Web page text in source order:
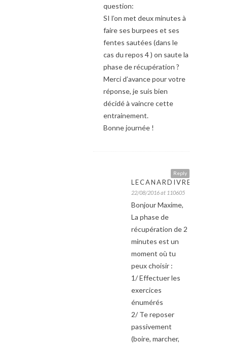
question:
SI l’on met deux minutes à
faire ses burpees et ses
fentes sautées (dans le
cas du repos 4 ) on saute la
phase de récupération ?
Merci d’avance pour votre
réponse, je suis bien
décidé à vaincre cette
entrainement.
Bonne journée !
Reply
LECANARDIVRE
22/08/2016 at 110605
Bonjour Maxime,
La phase de
récupération de 2
minutes est un
moment où tu
peux choisir :
1/ Effectuer les
exercices
énumérés
2/ Te reposer
passivement
(boire, marcher,